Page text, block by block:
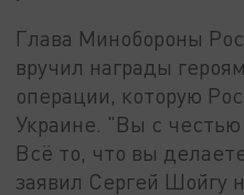
Глава Минобороны
вручил награды
операции, которую
Украине. "Вы с
Всё то, что вы
заявил Сергей Шойгу